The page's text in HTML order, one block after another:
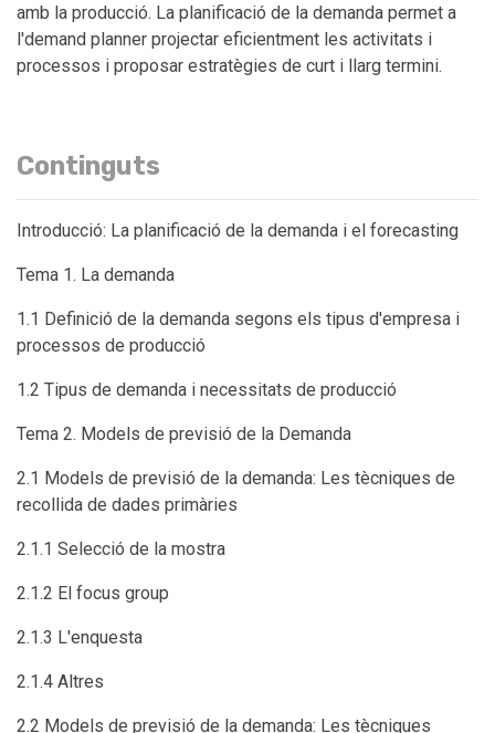
amb la producció. La planificació de la demanda permet a
l'demand planner projectar eficientment les activitats i
processos i proposar estratègies de curt i llarg termini.
Continguts
Introducció: La planificació de la demanda i el forecasting
Tema 1. La demanda
1.1 Definició de la demanda segons els tipus d'empresa i
processos de producció
1.2 Tipus de demanda i necessitats de producció
Tema 2. Models de previsió de la Demanda
2.1 Models de previsió de la demanda: Les tècniques de
recollida de dades primàries
2.1.1 Selecció de la mostra
2.1.2 El focus group
2.1.3 L'enquesta
2.1.4 Altres
2.2 Models de previsió de la demanda: Les tècniques